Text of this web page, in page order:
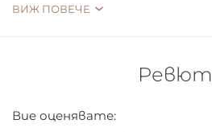
които те приканват да бъдеш
ВИЖ ПОВЕЧЕ
Вие оценявате: